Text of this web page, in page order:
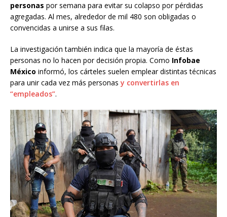
personas por semana para evitar su colapso por pérdidas
agregadas. Al mes, alrededor de mil 480 son obligadas o
convencidas a unirse a sus filas.
La investigación también indica que la mayoría de éstas
personas no lo hacen por decisión propia. Como Infobae
México informó, los cárteles suelen emplear distintas técnicas
para unir cada vez más personas y convertirlas en
“empleados”.